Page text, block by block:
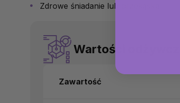
Zdrowe śniadanie lub przekąska
Wartości odżywcze
Zawartość